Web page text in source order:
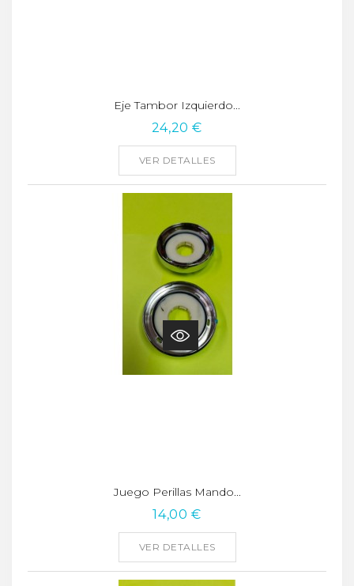
Eje Tambor Izquierdo...
24,20 €
VER DETALLES
Juego Perillas Mando...
14,00 €
VER DETALLES